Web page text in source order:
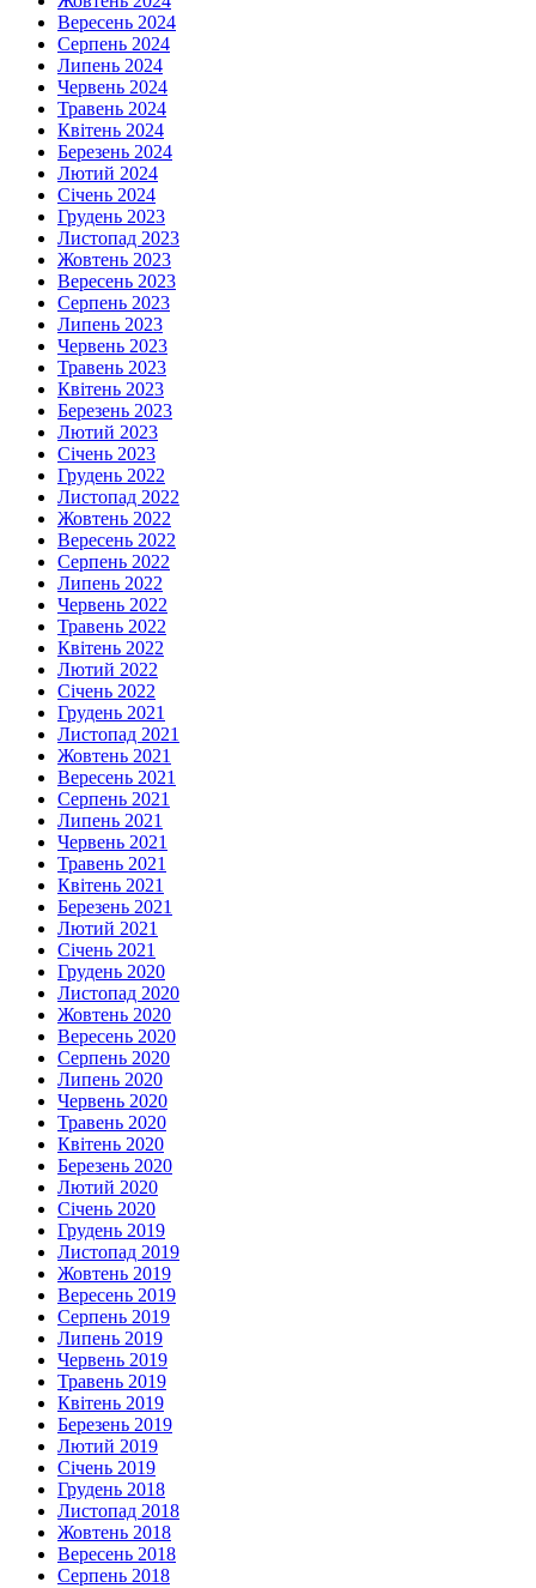
Вересень 2024
Серпень 2024
Липень 2024
Червень 2024
Травень 2024
Квітень 2024
Березень 2024
Лютий 2024
Січень 2024
Грудень 2023
Листопад 2023
Жовтень 2023
Вересень 2023
Серпень 2023
Липень 2023
Червень 2023
Травень 2023
Квітень 2023
Березень 2023
Лютий 2023
Січень 2023
Грудень 2022
Листопад 2022
Жовтень 2022
Вересень 2022
Серпень 2022
Липень 2022
Червень 2022
Травень 2022
Квітень 2022
Лютий 2022
Січень 2022
Грудень 2021
Листопад 2021
Жовтень 2021
Вересень 2021
Серпень 2021
Липень 2021
Червень 2021
Травень 2021
Квітень 2021
Березень 2021
Лютий 2021
Січень 2021
Грудень 2020
Листопад 2020
Жовтень 2020
Вересень 2020
Серпень 2020
Липень 2020
Червень 2020
Травень 2020
Квітень 2020
Березень 2020
Лютий 2020
Січень 2020
Грудень 2019
Листопад 2019
Жовтень 2019
Вересень 2019
Серпень 2019
Липень 2019
Червень 2019
Травень 2019
Квітень 2019
Березень 2019
Лютий 2019
Січень 2019
Грудень 2018
Листопад 2018
Жовтень 2018
Вересень 2018
Серпень 2018